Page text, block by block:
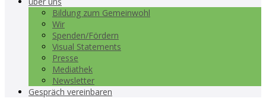
Bildung zum Gemeinwohl
Wir
Spenden/Fördern
Visual Statements
Presse
Mediathek
Newsletter
Gespräch vereinbaren